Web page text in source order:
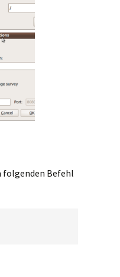
folgenden Befehl